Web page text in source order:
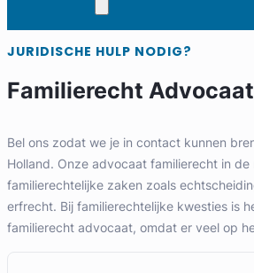
JURIDISCHE HULP NODIG?
Familierecht
Bel ons zodat we je in contact kunnen
Holland. Onze advocaat familierecht in
familierechtelijke zaken zoals
erfrecht. Bij familierechtelijke kwesties is
familierecht advocaat, omdat er veel op